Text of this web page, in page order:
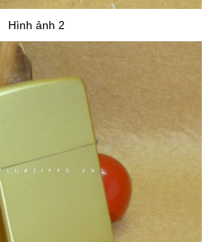
Hình ảnh 2